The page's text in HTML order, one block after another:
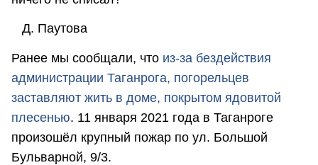
Д. Паутова
Ранее мы сообщали, что из-за бездействия
администрации Таганрога, погорельцев
заставляют жить в доме, покрытом ядовитой
плесенью. 11 января 2021 года в Таганроге
произошёл крупный пожар по ул. Большой
Бульварной, 9/3.